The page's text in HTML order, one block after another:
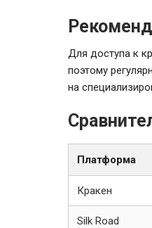
Для доступа к
поэтому
на
Платформа
Кракен
Silk Road